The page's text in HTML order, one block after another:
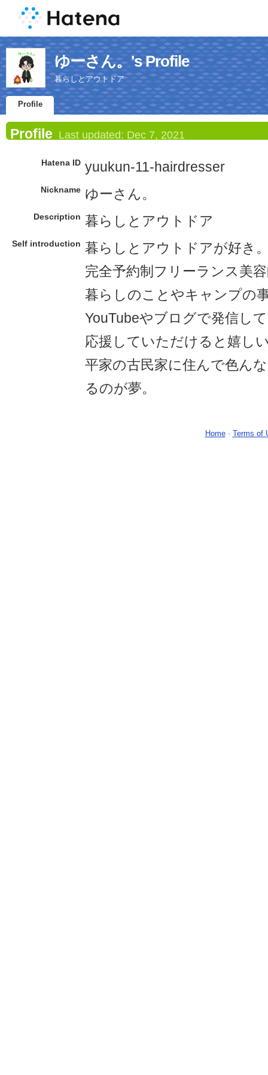
ゆーさん。's Profile
暮らしとアウトドア
Profile
Profile Last updated: Dec 7, 2021
Hatena ID yuukun-11-hairdresser
Nickname ゆーさん。
Description 暮らしとアウトドア
Self introduction 暮らしとアウトドアが好き
完全予約制フリーランス美
暮らしのことやキャンプの
YouTubeやブログで発信し
応援していただけると嬉し
平家の古民家に住んで色ん
るのが夢。
Home- Terms of